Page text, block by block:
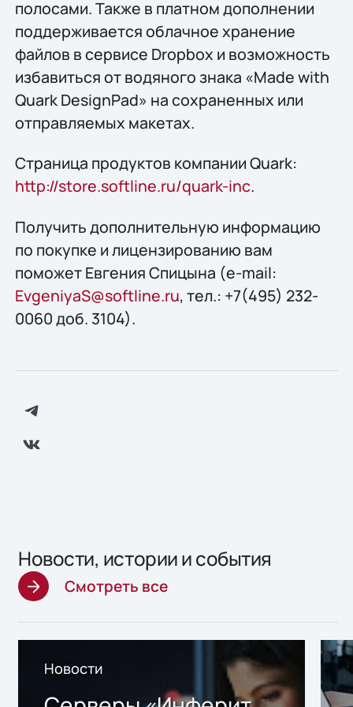
полосами. Также в платном дополнении
поддерживается облачное хранение
файлов в сервисе Dropbox и возможность
избавиться от водяного знака «Made with
Quark DesignPad» на сохраненных или
отправляемых макетах.
Страница продуктов компании Quark:
http://store.softline.ru/quark-inc.
Получить дополнительную информацию
по покупке и лицензированию вам
поможет Евгения Спицына (e-mail:
EvgeniyaS@softline.ru, тел.: +7(495) 232-
0060 доб. 3104).
Новости, истории и события
Смотреть все
Новости